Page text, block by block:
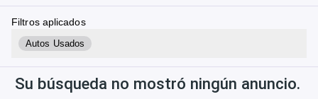
Filtros aplicados
Autos Usados
Su búsqueda no mostró ningún anuncio.